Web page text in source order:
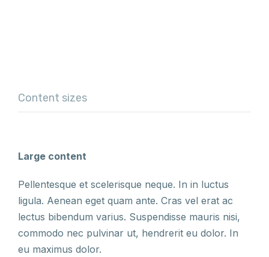
Content sizes
Large content
Pellentesque et scelerisque neque. In in luctus
ligula. Aenean eget quam ante. Cras vel erat ac
lectus bibendum varius. Suspendisse mauris nisi,
commodo nec pulvinar ut, hendrerit eu dolor. In
eu maximus dolor.